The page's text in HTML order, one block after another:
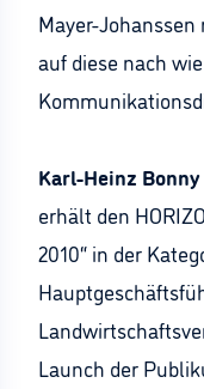
Mayer-
auf diese nach
Karl-Heinz Bonny
erhält den
2010“ in der
Launch der